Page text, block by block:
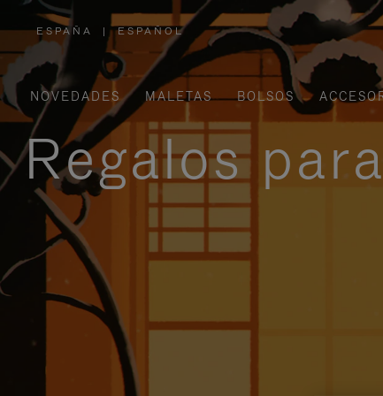
ESPAÑA
,
ELIGE
UBICACIÓN
| ESPAÑOL
NOVEDADES MALETAS BOLSOS
Regalos